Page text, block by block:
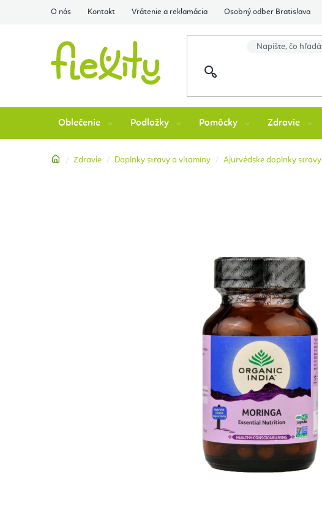
O nás Kontakt Vrátenie a reklamácia Osobný odber Bratislava
Oblečenie Podložky Pomôcky Zdravie
Domov
Zdravie Doplnky stravy a vitamíny Ajurvédske doplnky stravy